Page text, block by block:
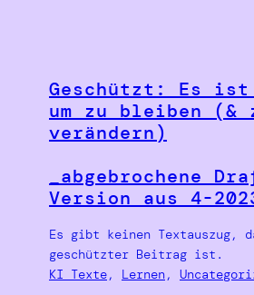
Geschützt: Es ist
um zu bleiben (&
verändern)
_abgebrochene
Version aus 4-
Es gibt keinen Textauszug,
geschützter Beitrag ist.
KI Texte, Lernen,